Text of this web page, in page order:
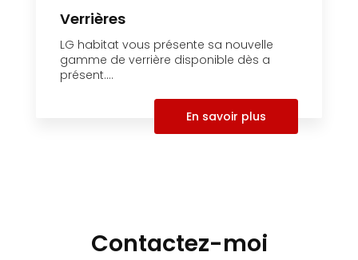
Verrières
LG habitat vous présente sa nouvelle
gamme de verrière disponible dès a
présent....
En savoir plus
Contactez-moi